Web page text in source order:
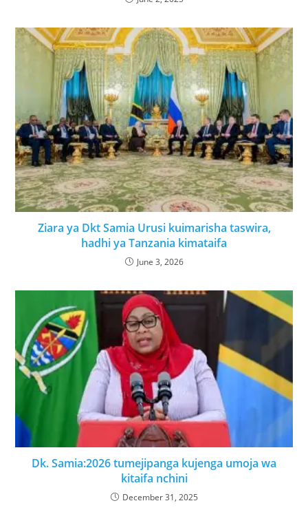
Ziara ya Dkt Samia Urusi kuimarisha taswira,
hadhi ya Tanzania kimataifa
June 3, 2026
Dk. Samia:2026 tumejipanga kujenga umoja wa
kitaifa nchini
December 31, 2025